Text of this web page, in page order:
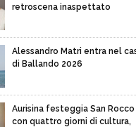
retroscena inaspettato
Alessandro Matri entra nel
di Ballando 2026
Aurisina festeggia San Rocco
con quattro giorni di cultura,